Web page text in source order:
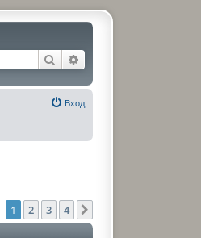
Поиск
Вход
1 2 3 4